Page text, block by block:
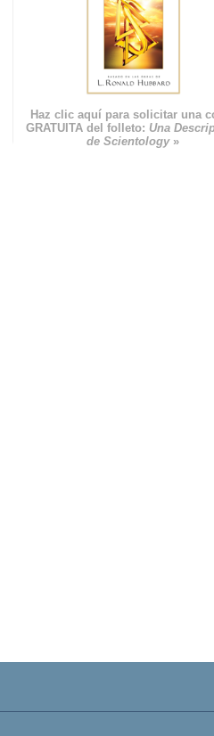
Haz clic aquí para solicitar una
GRATUITA del folleto: Una
de Scientology»